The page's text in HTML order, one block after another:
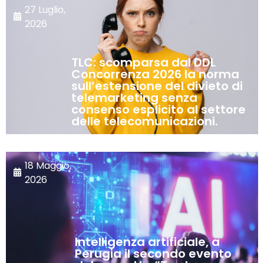
27 Luglio,
2026
TLC: scomparsa dal DDL
Concorrenza 2026 la norma
sull’estensione del divieto di
telemarketing senza
consenso esplicito al settore
delle telecomunicazioni.
18 Maggio,
2026
Intelligenza artificiale, a
Perugia il secondo evento